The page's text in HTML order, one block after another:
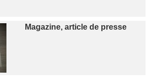
Magazine, article de presse